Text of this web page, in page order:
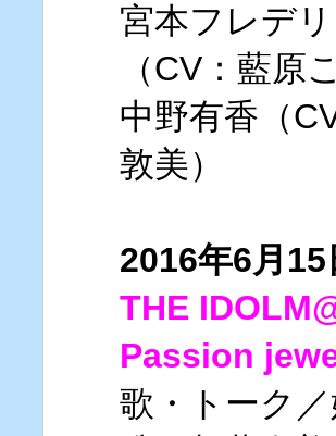
宮本フレデ
（CV：藍原
中野有香（
敦美）
2016年6月
THE
Passion
歌・トーク